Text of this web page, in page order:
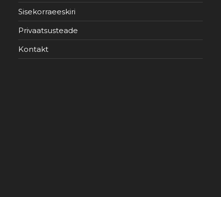
Sisekorraeeskiri
Privaatsusteade
Kontakt